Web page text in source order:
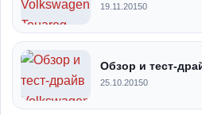
19.11.20150
Обзор и тест-
25.10.20150